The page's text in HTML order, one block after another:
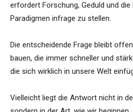
erfordert Forschung, Geduld und
Paradigmen infrage zu stellen.
Die entscheidende Frage bleibt
bauen, die immer schneller und
die sich wirklich in unsere Welt
Vielleicht liegt die Antwort nicht in